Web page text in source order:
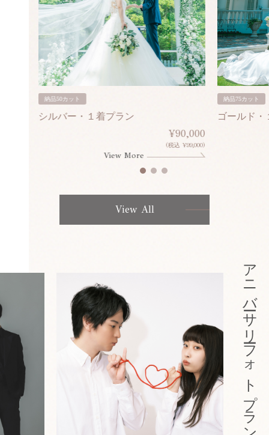
納品50カット
シルバー・１着プラン
¥90,000
(税込 ¥99,000)
View More
納品75カット
ゴールド・
View All
アニバーサリーフォトプラン